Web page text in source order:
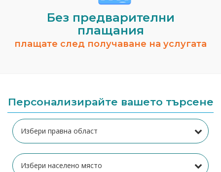
Без предварителни
плащания
плащате след получаване на услугата
Персонализирайте вашето търсене